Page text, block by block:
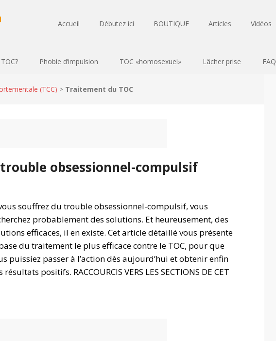
Accueil Débutez ici BOUTIQUE Articles Vidéos
Phobie d’impulsion TOC «homosexuel» Lâcher prise FAQ
(TCC) > Traitement du TOC
obsessionnel-compulsif
souffrez du trouble obsessionnel-compulsif, vous
probablement des solutions. Et heureusement, des
efficaces, il en existe. Cet article détaillé vous présente
du traitement le plus efficace contre le TOC, pour que
puissiez passer à l’action dès aujourd’hui et obtenir enfin
résultats positifs. RACCOURCIS VERS LES SECTIONS DE CET